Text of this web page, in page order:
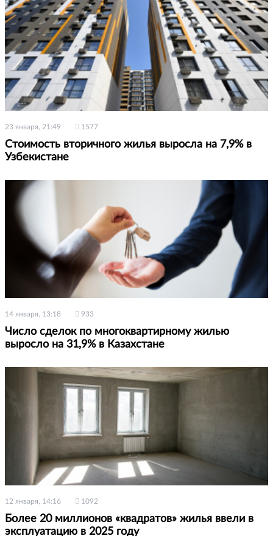
23 января, 21:49 1577
Стоимость вторичного жилья выросла на 7,9% в
Узбекистане
14 января, 13:18 933
Число сделок по многоквартирному жилью
выросло на 31,9% в Казахстане
12 января, 14:16 1092
Более 20 миллионов «квадратов» жилья ввели в
эксплуатацию в 2025 году